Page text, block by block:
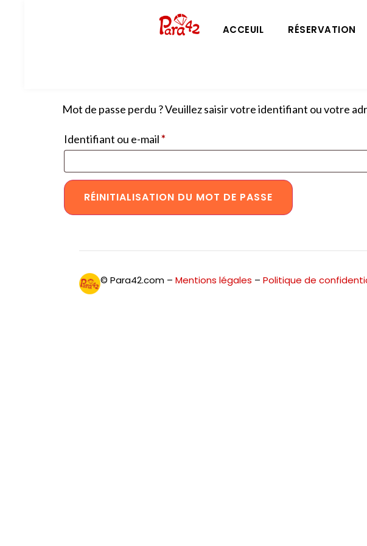
ACCEUIL RÉSERVATION
Mot de passe perdu ? Veuillez saisir votre identifiant ou votre
Identifiant ou e-mail*
RÉINITIALISATION DU MOT DE PASSE
© Para42.com –Mentions légales –Politique de